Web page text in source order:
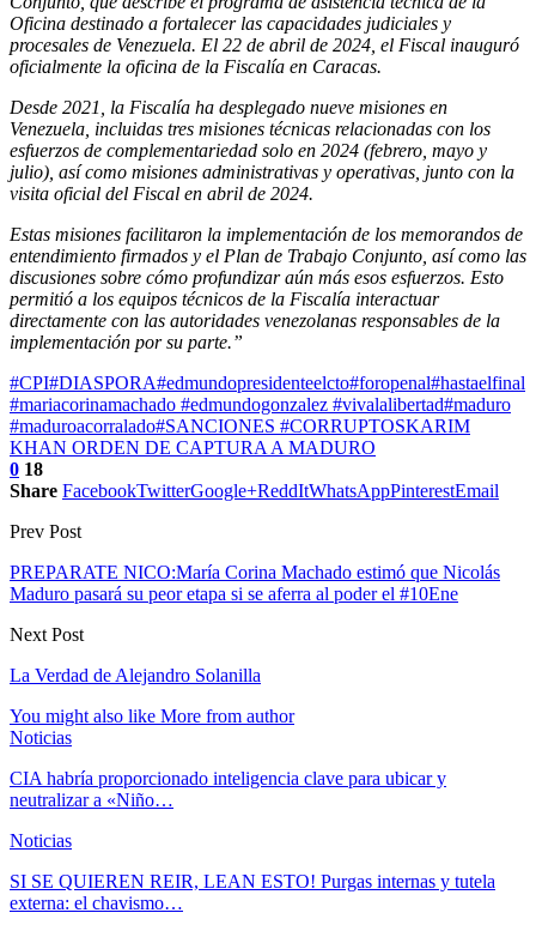
Oficina destinado a fortalecer las capacidades judiciales y
procesales de Venezuela. El 22 de abril de 2024, el Fiscal inauguró
oficialmente la oficina de la Fiscalía en Caracas.
Desde 2021, la Fiscalía ha desplegado nueve misiones en
Venezuela, incluidas tres misiones técnicas relacionadas con los
esfuerzos de complementariedad solo en 2024 (febrero, mayo y
julio), así como misiones administrativas y operativas, junto con la
visita oficial del Fiscal en abril de 2024.
Estas misiones facilitaron la implementación de los memorandos de
entendimiento firmados y el Plan de Trabajo Conjunto, así como las
discusiones sobre cómo profundizar aún más esos esfuerzos. Esto
permitió a los equipos técnicos de la Fiscalía interactuar
directamente con las autoridades venezolanas responsables de la
implementación por su parte.”
#CPI#DIASPORA#edmundopresidenteelcto#foropenal#hastaelfinal
#mariacorinamachado #edmundogonzalez #vivalalibertad#maduro
#maduroacorralado#SANCIONES #CORRUPTOSKARIM
KHAN ORDEN DE CAPTURA A MADURO
0 18
Share FacebookTwitterGoogle+ReddItWhatsAppPinterestEmail
Prev Post
PREPARATE NICO:María Corina Machado estimó que Nicolás
Maduro pasará su peor etapa si se aferra al poder el #10Ene
Next Post
La Verdad de Alejandro Solanilla
You might also like More from author
Noticias
CIA habría proporcionado inteligencia clave para ubicar y
neutralizar a «Niño…
Noticias
SI SE QUIEREN REIR, LEAN ESTO! Purgas internas y tutela
externa: el chavismo…